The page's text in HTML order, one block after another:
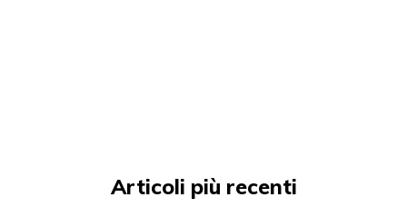
Articoli più recenti